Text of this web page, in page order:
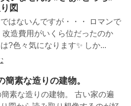
図
はないんですが・・・ ロマンで
改造費用がいくら位だったのか
?色々気になります✨ しか...
簡素な造りの建物。
素な造りの建物。 古い家の遍